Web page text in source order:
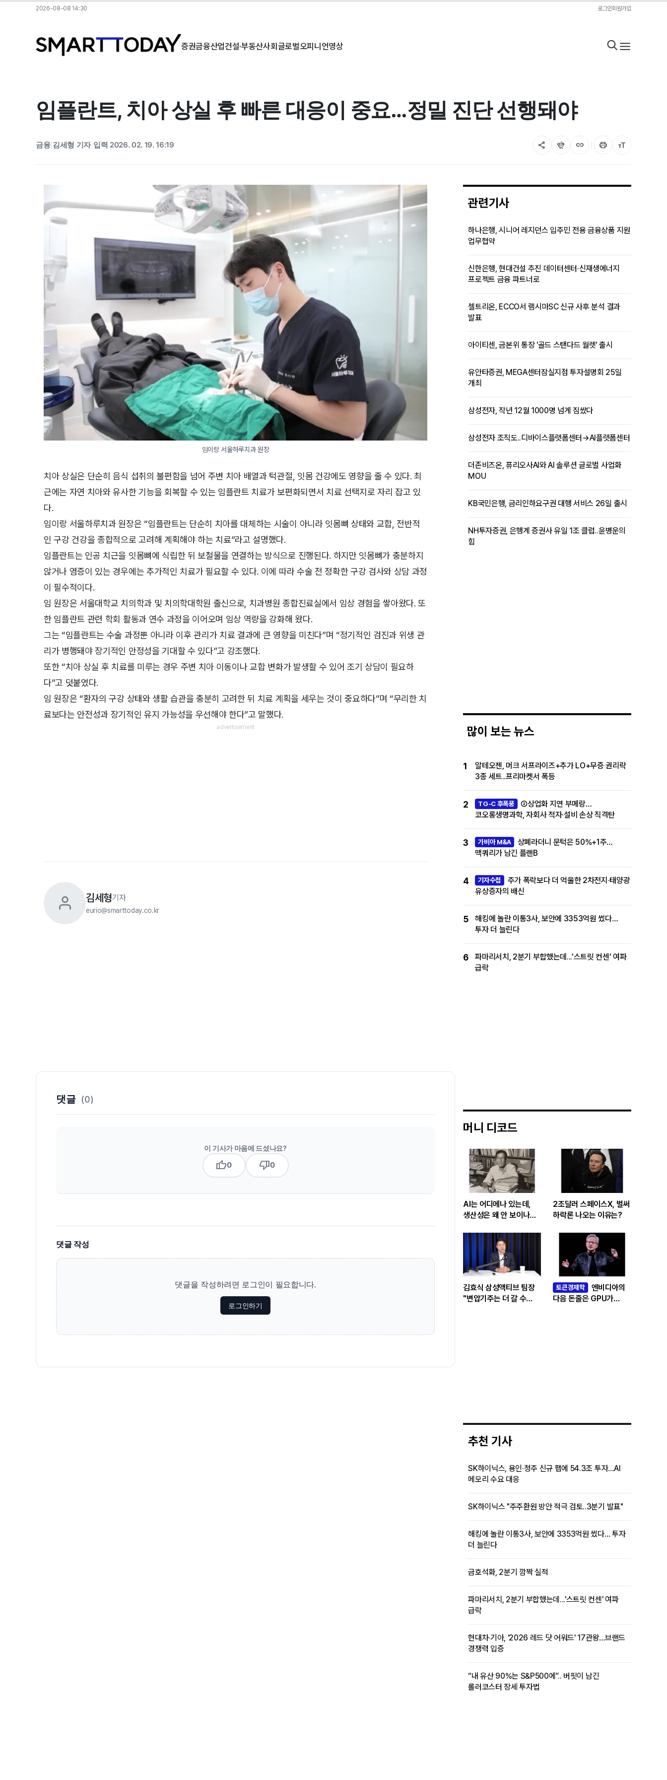
2026-08-08 14:30 로그인회원가입
증권금융산업건설·부동산사회글로벌오피니언영상
임플란트, 치아 상실 후 빠른 대응이 중요…정밀 진단 선행돼야
금융| 김세형 기자| 입력 2026. 02. 19. 16:19 share flutter_dash link print format_size
임이랑 서울하루치과 원장
치아 상실은 단순히 음식 섭취의 불편함을 넘어 주변 치아 배열과 턱관절, 잇몸 건강에도 영향을 줄 수 있다. 최
근에는 자연 치아와 유사한 기능을 회복할 수 있는 임플란트 치료가 보편화되면서 치료 선택지로 자리 잡고 있
다.
임이랑 서울하루치과 원장은 “임플란트는 단순히 치아를 대체하는 시술이 아니라 잇몸뼈 상태와 교합, 전반적
인 구강 건강을 종합적으로 고려해 계획해야 하는 치료”라고 설명했다.
임플란트는 인공 치근을 잇몸뼈에 식립한 뒤 보철물을 연결하는 방식으로 진행된다. 하지만 잇몸뼈가 충분하지
않거나 염증이 있는 경우에는 추가적인 치료가 필요할 수 있다. 이에 따라 수술 전 정확한 구강 검사와 상담 과정
이 필수적이다.
임 원장은 서울대학교 치의학과 및 치의학대학원 출신으로, 치과병원 종합진료실에서 임상 경험을 쌓아왔다. 또
한 임플란트 관련 학회 활동과 연수 과정을 이어오며 임상 역량을 강화해 왔다.
그는 “임플란트는 수술 과정뿐 아니라 이후 관리가 치료 결과에 큰 영향을 미친다”며 “정기적인 검진과 위생 관
리가 병행돼야 장기적인 안정성을 기대할 수 있다”고 강조했다.
또한 “치아 상실 후 치료를 미루는 경우 주변 치아 이동이나 교합 변화가 발생할 수 있어 조기 상담이 필요하
다”고 덧붙였다.
임 원장은 “환자의 구강 상태와 생활 습관을 충분히 고려한 뒤 치료 계획을 세우는 것이 중요하다”며 “무리한 치
료보다는 안전성과 장기적인 유지 가능성을 우선해야 한다”고 말했다.
김세형기자
eurio@smarttoday.co.kr
관련기사
하나은행, 시니어 레지던스 입주민 전용 금융상품 지원
업무협약
신한은행, 현대건설 추진 데이터센터·신재생에너지
프로젝트 금융 파트너로
셀트리온, ECCO서 램시마SC 신규 사후 분석 결과
발표
아이티센, 금본위 통장 '골드 스탠다드 월렛' 출시
유안타증권, MEGA센터잠실지점 투자설명회 25일
개최
삼성전자, 작년 12월 1000명 넘게 짐쌌다
삼성전자 조직도..디바이스플랫폼센터→AI플랫폼센터
더존비즈온, 퓨리오사AI와 AI 솔루션 글로벌 사업화
MOU
KB국민은행, 금리인하요구권 대행 서비스 26일 출시
NH투자증권, 은행계 증권사 유일 1조 클럽..윤병운의
힘
많이 보는 뉴스
1
알테오젠, 머크 서프라이즈+추가 LO+무증 권리락
3종 세트..프리마켓서 폭등
2 TG-C 후폭풍
②상업화 지연 부메랑…
코오롱생명과학, 자회사 적자·설비 손상 직격탄
3 가비아 M&A
상폐라더니 문턱은 50%+1주…
맥쿼리가 남긴 플랜B
4 기자수첩
주가 폭락보다 더 억울한 2차전지·태양광
유상증자의 배신
5
해킹에 놀란 이통3사, 보안에 3353억원 썼다…
투자 더 늘린다
6
파마리서치, 2분기 부합했는데...'스트릿 컨센' 여파
급락
머니 디코드
AI는 어디에나 있는데,
생산성은 왜 안 보이나…
‘솔로우 패러독스’
2조달러 스페이스X, 벌써
하락론 나오는 이유는?
김효식 삼성액티브 팀장
"변압기주는 더 갈 수
토큰경제학
엔비디아의
다음 돈줄은 GPU가
댓글 (0)
이 기사가 마음에 드셨나요?
thumb_up0 thumb_down0
댓글 작성
댓글을 작성하려면 로그인이 필요합니다.
로그인하기
추천 기사
SK하이닉스, 용인·청주 신규 팹에 54.3조 투자…AI
메모리 수요 대응
SK하이닉스 "주주환원 방안 적극 검토..3분기 발표"
해킹에 놀란 이통3사, 보안에 3353억원 썼다… 투자
더 늘린다
금호석화, 2분기 깜짝 실적
파마리서치, 2분기 부합했는데...'스트릿 컨센' 여파
급락
현대차·기아, '2026 레드 닷 어워드' 17관왕…브랜드
경쟁력 입증
“내 유산 90%는 S&P500에”.. 버핏이 남긴
롤러코스터 장세 투자법